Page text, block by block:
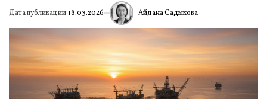
Дата публикации:18.03.2026 ИА Айдана Садыкова